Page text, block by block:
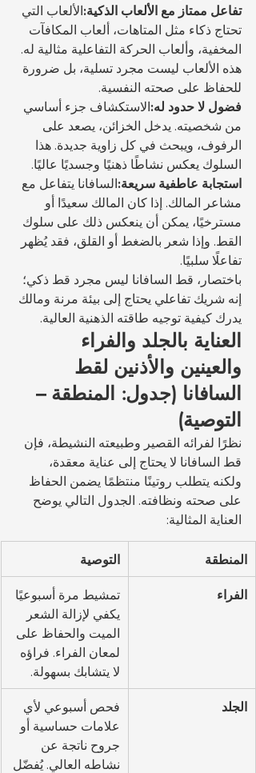
تفاعل ممتاز مع الألعاب الذكية:الألعاب التي
تحتاج ذكاء مثل المتاهات، ألعاب المكافآت
المخفية، وألعاب الحركة التفاعلية مثالية له.
هذه الألعاب ليست مجرد تسلية، بل ضرورة
للحفاظ على صحته النفسية.
فضول لا حدود له:الاستكشاف جزء أساسي
من شخصيته. يدخل الخزائن، يصعد على
الرفوف، ويبحث في كل زاوية جديدة. هذا
السلوك يعكس نشاطًا ذهنيًا وجسديًا عاليًا.
استجابة عاطفية سريعة:السافانا يتفاعل مع
مشاعر المالك. إذا كان المالك سعيدًا أو
مسترخيًا، يمكن أن ينعكس ذلك على سلوك
القط. وإذا شعر بالضغط أو القلق، فقد يُظهر
تفاعلًا سلبيًا.
باختصار، قط السافانا ليس مجرد قط ذكي؛
إنه شريك تفاعلي يحتاج إلى بيئة مرنة ومالك
يدرك كيفية توجيه طاقته الذهنية العالية.
العناية بالجلد والفراء
والعينين والأذنين لقط
السافانا (جدول: المنطقة –
التوصية)
نظرًا لفرائه القصير وطبيعته النشيطة، فإن
قط السافانا لا يحتاج إلى عناية معقدة،
ولكنه يتطلب روتينًا منتظمًا يضمن الحفاظ
على صحته ونظافته. الجدول التالي يوضح
العناية المثالية:
المنطقة التوصية
الفراء
تمشيط مرة أسبوعيًا
يكفي لإزالة الشعر
الميت والحفاظ على
لمعان الفراء. فراؤه
لا يتشابك بسهولة.
الجلد
فحص أسبوعي لأي
علامات حساسية أو
جروح ناتجة عن
نشاطه العالي. يُفضّل